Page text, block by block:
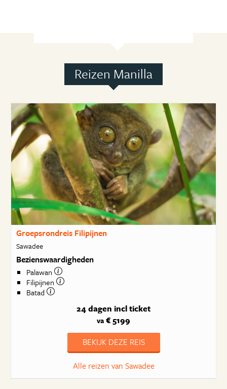
Reizen Manilla
Groepsrondreis Filipijnen
Sawadee
Bezienswaardigheden
Palawan
Filipijnen
Batad
24 dagen incl ticket
va € 5199
BEKIJK DEZE REIS
Alle reizen van Sawadee